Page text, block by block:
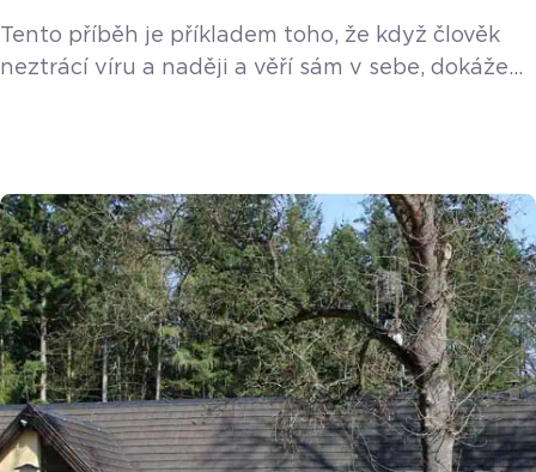
Tento příběh je příkladem toho, že když člověk
neztrácí víru a naději a věří sám v sebe, dokáže
a jako malá snila o tom, že se stane herečkou.
Bála se však, že neuspěje u talentových zkoušek
a jelikož se necítila být zrovna studijní typ,
rozhodla se […]